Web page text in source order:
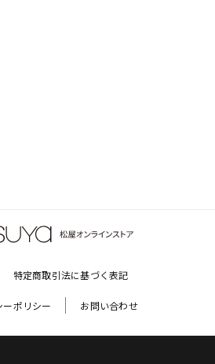
特定商取引法に基づく表記
ーポリシー お問い合わせ